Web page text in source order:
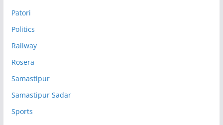
Patori
Politics
Railway
Rosera
Samastipur
Samastipur Sadar
Sports